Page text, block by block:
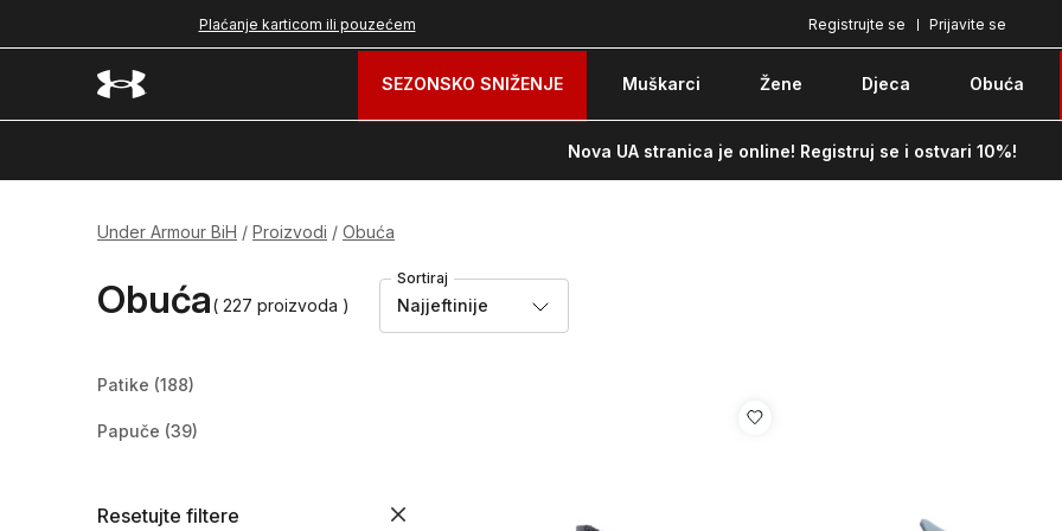
Plaćanje karticom ili pouzećem Pozovite nas na: 051/490-130 Besplatna
Prijavite se
Registrujte se
SEZONSKO SNIŽENJE Muškarci Žene Djeca Obuća
Nova UA stranica je online! Registruj se i ostvari 10%!
Under Armour BiH Proizvodi Obuća
Obuća( 227 proizvoda )
Sortiraj
Najjeftinije
Patike (188)
Papuče (39)
Resetujte filtere